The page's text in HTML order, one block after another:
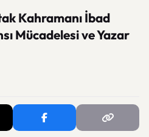
Kahramanı İbad
Mücadelesi ve Yazar